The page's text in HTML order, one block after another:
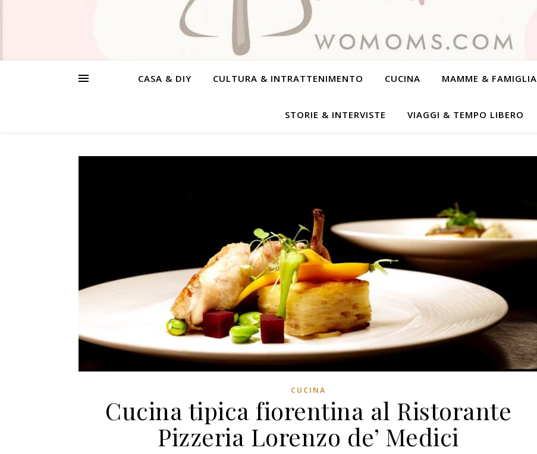
CASA & DIY CULTURA & INTRATTENIMENTO CUCINA MAMME & FAMIGLIA
STORIE & INTERVISTE VIAGGI & TEMPO LIBERO
CUCINA
Cucina tipica fiorentina al Ristorante
Pizzeria Lorenzo de’ Medici